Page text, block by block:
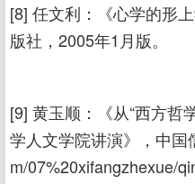
[8] 任文利：《心学的形
版社，2005年1月版。
[9] 黄玉顺：《从“西方
学人文学院讲演》，中
m/07%20xifangzhexue/